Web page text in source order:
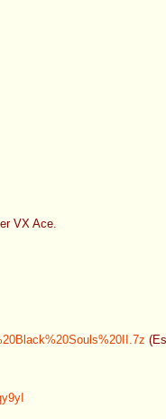
VX Ace.